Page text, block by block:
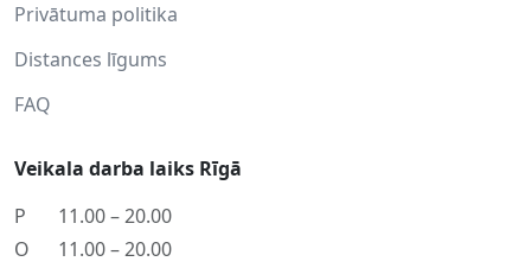
Privātuma politika
Distances līgums
FAQ
Veikala darba laiks Rīgā
P
11.00 – 20.00
O
11.00 – 20.00